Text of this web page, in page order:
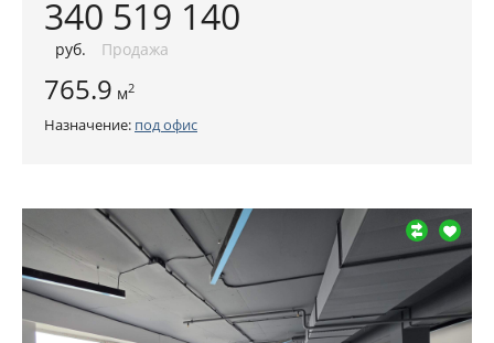
340 519 140
руб. Продажа
765.9 м2
Назначение: под офис